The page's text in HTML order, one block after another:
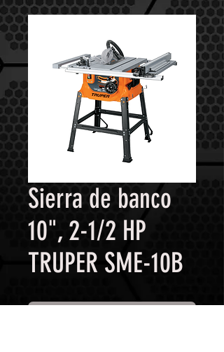
Sierra de banco
10", 2-1/2 HP
TRUPER SME-10B